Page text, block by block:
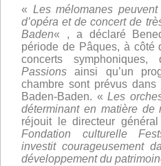
« Les mélomanes
d’opéra et de concert de
Baden« , a déclaré
période de Pâques, à côté
concerts symphoniques,
Passions ainsi qu’un
chambre sont prévus
Baden-Baden. «Les
déterminant en matière de
réjouit le directeur
Fondation culturelle
investit courageusement
développement du